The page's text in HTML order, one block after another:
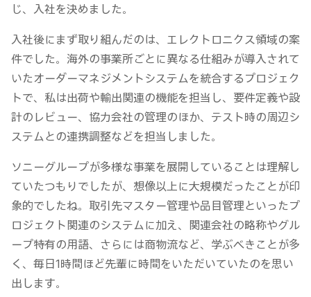
じ、入社を決めました。
入社後にまず取り組んだのは、エレクトロニクス領域の案
件でした。海外の事業所ごとに異なる仕組みが導入されて
いたオーダーマネジメントシステムを統合するプロジェク
トで、私は出荷や輸出関連の機能を担当し、要件定義や設
計のレビュー、協力会社の管理のほか、テスト時の周辺シ
ステムとの連携調整などを担当しました。
ソニーグループが多様な事業を展開していることは理解し
ていたつもりでしたが、想像以上に大規模だったことが印
象的でしたね。取引先マスター管理や品目管理といったプ
ロジェクト関連のシステムに加え、関連会社の略称やグル
ープ特有の用語、さらには商物流など、学ぶべきことが多
く、毎日1時間ほど先輩に時間をいただいていたのを思い
出します。